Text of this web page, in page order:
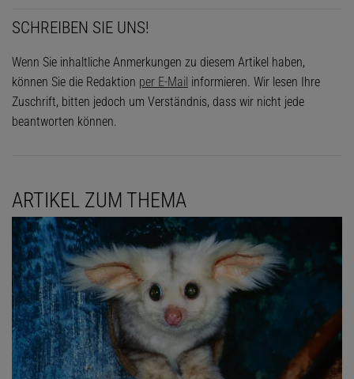
SCHREIBEN SIE UNS!
Wenn Sie inhaltliche Anmerkungen zu diesem Artikel haben,
können Sie die Redaktion per E-Mail informieren. Wir lesen Ihre
Zuschrift, bitten jedoch um Verständnis, dass wir nicht jede
beantworten können.
ARTIKEL ZUM THEMA